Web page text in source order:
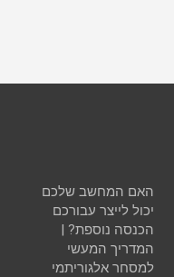
האם המחשב שלכם
יכול לייצר עבורכם
הכנסה נוספת? |
המדריך המעשי
למסחר אלגוריתמי